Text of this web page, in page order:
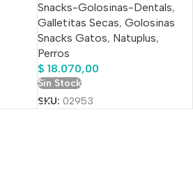
Snacks-Golosinas-Dentals,
Galletitas Secas, Golosinas
Snacks Gatos, Natuplus,
Perros
$ 18.070,00
Sin Stock
SKU: 02953